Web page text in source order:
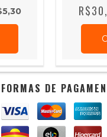
FORMAS DE